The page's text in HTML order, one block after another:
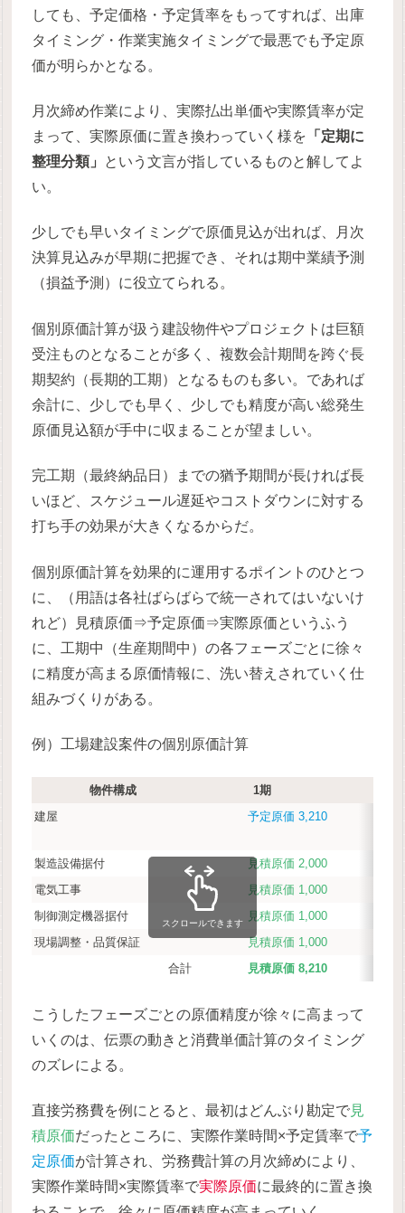
しても、予定価格・予定賃率をもってすれば、出庫
タイミング・作業実施タイミングで最悪でも予定原
価が明らかとなる。
月次締め作業により、実際払出単価や実際賃率が定
まって、実際原価に置き換わっていく様を 「定期に
整理分類」
という文言が指しているものと解してよ
い。
少しでも早いタイミングで原価見込が出れば、月次
決算見込みが早期に把握でき、それは期中業績予測
（損益予測）に役立てられる。
個別原価計算が扱う建設物件やプロジェクトは巨額
受注ものとなることが多く、複数会計期間を跨ぐ長
期契約（長期的工期）となるものも多い。であれば
余計に、少しでも早く、少しでも精度が高い総発生
原価見込額が手中に収まることが望ましい。
完工期（最終納品日）までの猶予期間が長ければ長
いほど、スケジュール遅延やコストダウンに対する
打ち手の効果が大きくなるからだ。
個別原価計算を効果的に運用するポイントのひとつ
に、（用語は各社ばらばらで統一されてはいないけ
れど）見積原価⇒予定原価⇒実際原価というふう
に、工期中（生産期間中）の各フェーズごとに徐々
に精度が高まる原価情報に、洗い替えされていく仕
組みづくりがある。
例）工場建設案件の個別原価計算
物件構成 1期
建屋
予定原価 3,210
製造設備据付 見積原価 2,000
電気工事
見積原価 1,000
制御測定機器据付
見積原価 1,000
現場調整・品質保証
見積原価 1,000
合計
見積原価 8,210
スクロールできます
こうしたフェーズごとの原価精度が徐々に高まって
いくのは、伝票の動きと消費単価計算のタイミング
のズレによる。
直接労務費を例にとると、最初はどんぶり勘定で見
積原価だったところに、実際作業時間×予定賃率で予
定原価が計算され、労務費計算の月次締めにより、
実際作業時間×実際賃率で実際原価に最終的に置き換